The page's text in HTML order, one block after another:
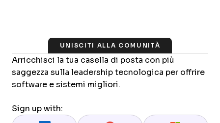
UNISCITI ALLA COMUNITÀ
Arricchisci la tua casella di posta con più
saggezza sulla leadership tecnologica per offrire
software e sistemi migliori.
Sign up with: